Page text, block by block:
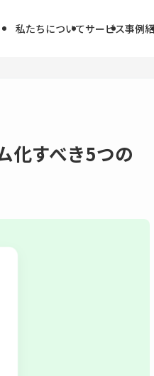
私たちについてサービス事例
化すべき5つの